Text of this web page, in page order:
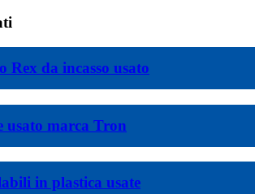
Rex da incasso usato
usato marca Tron
in plastica usate